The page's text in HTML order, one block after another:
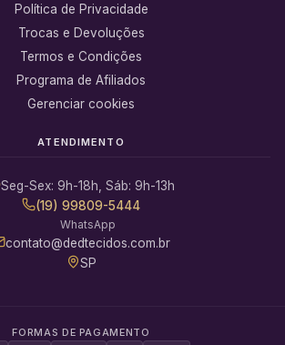
Política de Privacidade
Trocas e Devoluções
Termos e Condições
Programa de Afiliados
Gerenciar cookies
ATENDIMENTO
Seg-Sex: 9h-18h, Sáb: 9h-13h
(19) 99809-5444
WhatsApp
contato@dedtecidos.com.br
SP
FORMAS DE PAGAMENTO